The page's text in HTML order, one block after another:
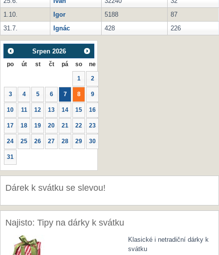
1.10.
Igor 5188
87
31.7.
Ignác 428 226
Srpen 2026
po út st čt pá so ne
1 2
3 4 5 6 7 8 9
10 11 12 13 14 15 16
17 18 19 20 21 22 23
24 25 26 27 28 29 30
31
Dárek k svátku se slevou!
Najisto: Tipy na dárky k svátku
Klasické i netradiční dárky k
svátku